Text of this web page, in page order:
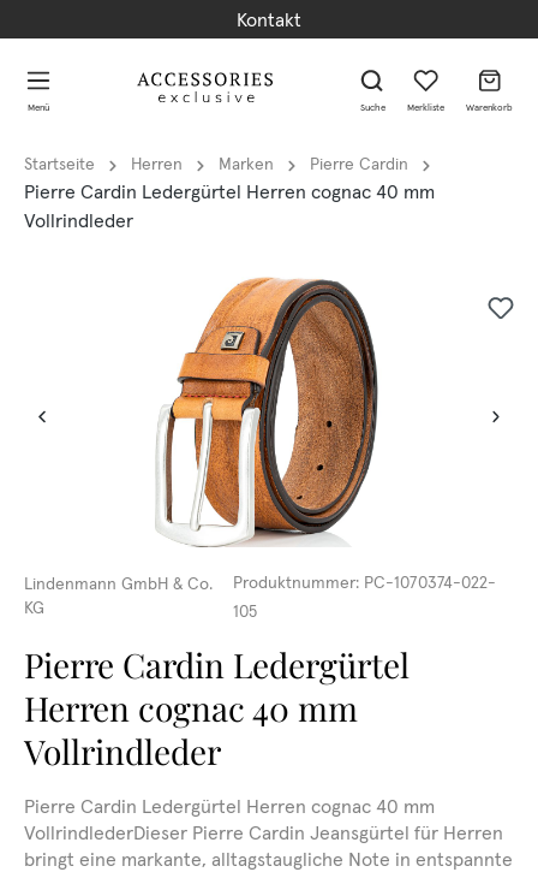
Kontakt
Menü Suche Merkliste Warenkorb
Startseite Herren Marken Pierre Cardin
Pierre Cardin Ledergürtel Herren cognac 40 mm
Vollrindleder
Lindenmann GmbH & Co.
KG
Produktnummer: PC-1070374-022-
105
Pierre Cardin Ledergürtel
Herren cognac 40 mm
Vollrindleder
Pierre Cardin Ledergürtel Herren cognac 40 mm
VollrindlederDieser Pierre Cardin Jeansgürtel für Herren
bringt eine markante, alltagstaugliche Note in entspannte